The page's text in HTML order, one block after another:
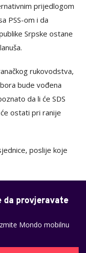
prijedlogom
PSS-om i da
Srpske ostane
rukovodstva,
bude vođena
da li će SDS
ostati pri ranije
poslije koje
da provjeravate
Mondo mobilnu